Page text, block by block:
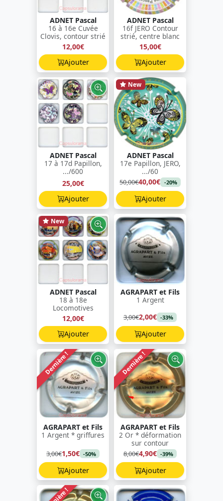
ADNET Pascal
16 à 16e Cuvée
Clovis, contour strié
12,00€
Ajouter
ADNET Pascal
16f JERO Contour
strié, centre blanc
15,00€
Ajouter
ADNET Pascal
17 à 17d Papillon,
.../600
25,00€
Ajouter
New
ADNET Pascal
17e Papillon, JERO,
.../60
50,00€40,00€ -20%
Ajouter
New
ADNET Pascal
18 à 18e
Locomotives
12,00€
Ajouter
AGRAPART et Fils
1 Argent
3,00€2,00€ -33%
Ajouter
Dernière !
AGRAPART et Fils
1 Argent * griffures
3,00€1,50€ -50%
Ajouter
Dernière !
AGRAPART et Fils
2 Or * déformation
sur contour
8,00€4,90€ -39%
Ajouter